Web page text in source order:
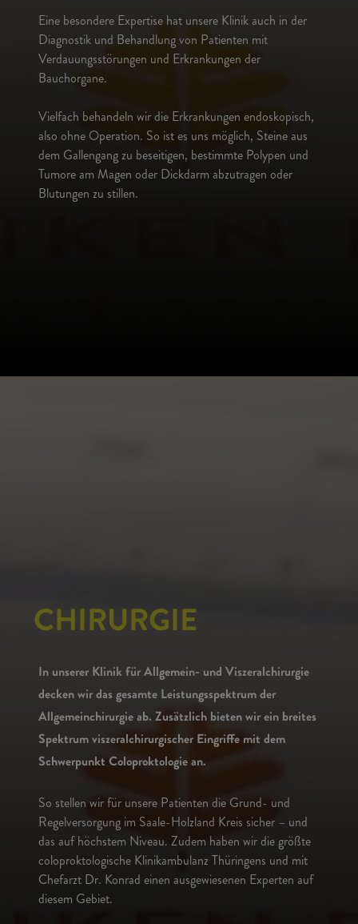
Eine besondere Expertise hat unsere Klinik auch in der
Diagnostik und Behandlung von Patienten mit
Verdauungsstörungen und Erkrankungen der
Bauchorgane.
Vielfach behandeln wir die Erkrankungen endoskopisch,
also ohne Operation. So ist es uns möglich, Steine aus
dem Gallengang zu beseitigen, bestimmte Polypen und
Tumore am Magen oder Dickdarm abzutragen oder
Blutungen zu stillen.
CHIRURGIE
In unserer Klinik für Allgemein- und Viszeralchirurgie
decken wir das gesamte Leistungsspektrum der
Allgemeinchirurgie ab. Zusätzlich bieten wir ein breites
Spektrum viszeralchirurgischer Eingriffe mit dem
Schwerpunkt Coloproktologie an.
So stellen wir für unsere Patienten die Grund- und
Regelversorgung im Saale-Holzland Kreis sicher – und
das auf höchstem Niveau. Zudem haben wir die größte
coloproktologische Klinikambulanz Thüringens und mit
Chefarzt Dr. Konrad einen ausgewiesenen Experten auf
diesem Gebiet.